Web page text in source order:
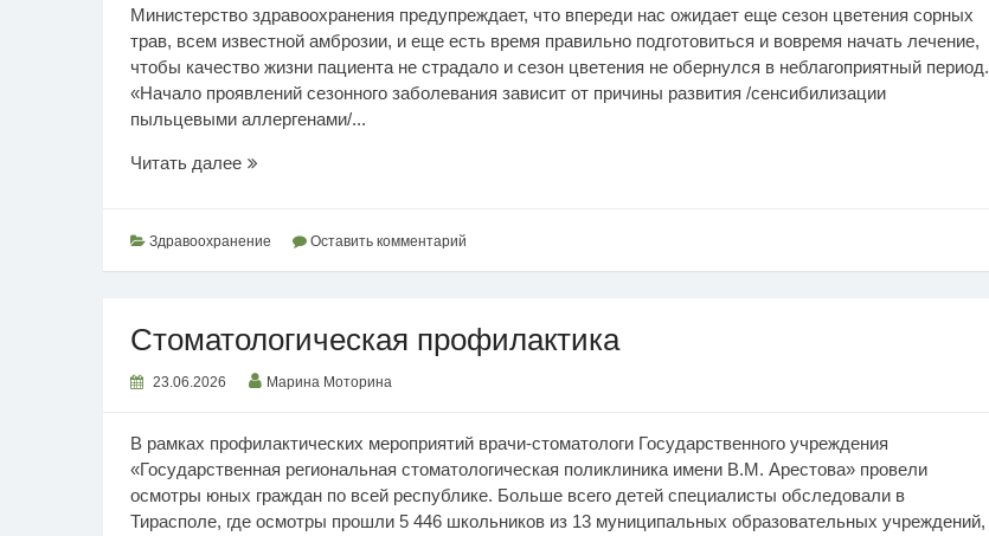
Министерство здравоохранения предупреждает, что впереди нас ожидает еще сезон цветения сорных
трав, всем известной амброзии, и еще есть время правильно подготовиться и вовремя начать лечение,
чтобы качество жизни пациента не страдало и сезон цветения не обернулся в неблагоприятный период.
«Начало проявлений сезонного заболевания зависит от причины развития /сенсибилизации
пыльцевыми аллергенами/...
Читать далееБудьте
Здравоохранение Оставить комментарий
Стоматологическая профилактика
23.06.2026 Марина Моторина
В рамках профилактических мероприятий врачи-стоматологи Государственного учреждения
«Государственная региональная стоматологическая поликлиника имени В.М. Арестова» провели
осмотры юных граждан по всей республике. Больше всего детей специалисты обследовали в
Тирасполе, где осмотры прошли 5 446 школьников из 13 муниципальных образовательных учреждений,